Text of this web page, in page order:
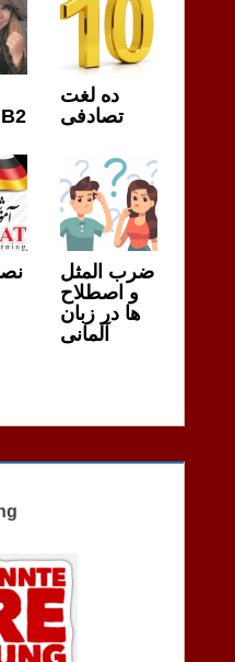
ده لغت
تصادفی
ضرب المثل
و اصطلاح
ها در زبان
آلمانی